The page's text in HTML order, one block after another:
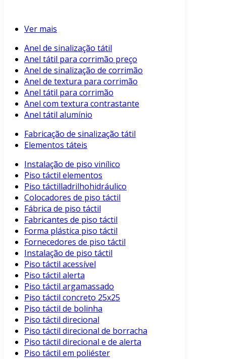
Ver mais
Anel de sinalização tátil
Anel tátil para corrimão preço
Anel de sinalização de corrimão
Anel de textura para corrimão
Anel tátil para corrimão
Anel com textura contrastante
Anel tátil alumínio
Fabricação de sinalização tátil
Elementos táteis
Instalação de piso vinílico
Piso táctil elementos
Piso táctilladrilhohidráulico
Colocadores de piso táctil
Fábrica de piso táctil
Fabricantes de piso táctil
Forma plástica piso táctil
Fornecedores de piso táctil
Instalação de piso táctil
Piso táctil acessível
Piso táctil alerta
Piso táctil argamassado
Piso táctil concreto 25x25
Piso táctil de bolinha
Piso táctil direcional
Piso táctil direcional de borracha
Piso táctil direcional e de alerta
Piso táctil em poliéster